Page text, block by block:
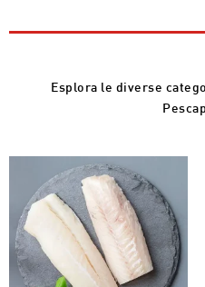
Esplora le diverse